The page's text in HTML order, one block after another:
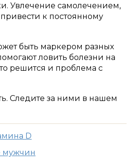
Увлечение самолечением,
к постоянному
быть маркером разных
ловить болезни на
решится и проблема с
Следите за ними в нашем
D
мужчин